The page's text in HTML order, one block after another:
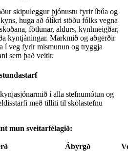
skipuleggur þjónustu fyrir íbúa og
huga að ólíkri stöðu fólks vegna
fötlunar, aldurs, kynhneigðar,
kyntjáningar. Markmið og aðgerðir
í veg fyrir mismunun og tryggja
sem það veitir.
í alla stefnumótun og
með tilliti til skólastefnu
mun sveitarfélagið:
Ábyrgð